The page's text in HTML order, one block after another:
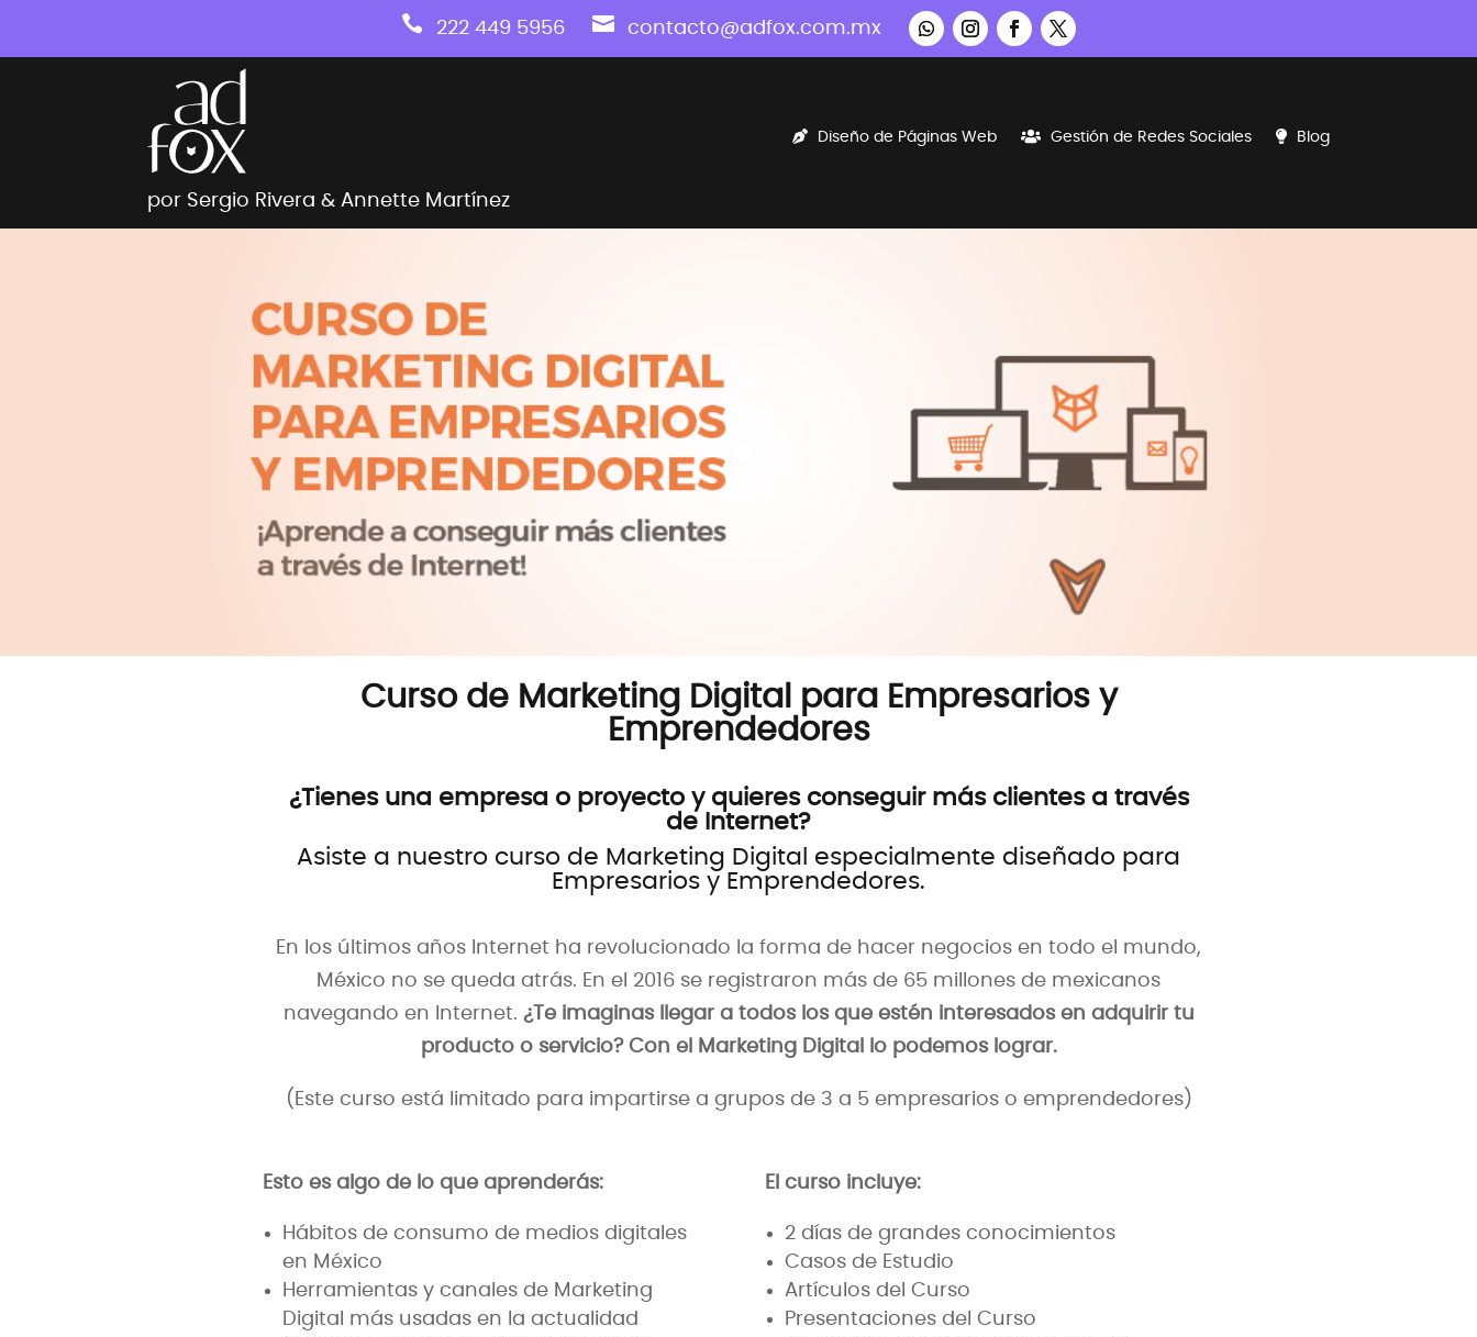
 222 449 5956  contacto@adfox.com.mx
por Sergio Rivera & Annette Martínez
Diseño de Páginas Web Gestión de Redes Sociales Blog
Curso de Marketing Digital para Empresarios y
Emprendedores
¿Tienes una empresa o proyecto y quieres conseguir más clientes a través
de Internet?
Asiste a nuestro curso de Marketing Digital especialmente diseñado para
Empresarios y Emprendedores.
En los últimos años Internet ha revolucionado la forma de hacer negocios en todo el mundo,
México no se queda atrás. En el 2016 se registraron más de 65 millones de mexicanos
navegando en Internet. ¿Te imaginas llegar a todos los que estén interesados en adquirir tu
producto o servicio? Con el Marketing Digital lo podemos lograr.
(Este curso está limitado para impartirse a grupos de 3 a 5 empresarios o emprendedores)
Esto es algo de lo que aprenderás:
Hábitos de consumo de medios digitales
en México
Herramientas y canales de Marketing
Digital más usadas en la actualidad
El curso incluye:
2 días de grandes conocimientos
Casos de Estudio
Artículos del Curso
Presentaciones del Curso